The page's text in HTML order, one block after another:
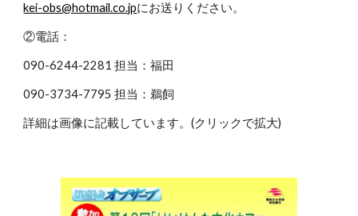
kei-obs@hotmail.co.jpにお送りください。
②電話：
090-6244-2281 担当：福田
090-3734-7795 担当：鵜飼
詳細は画像に記載しています。(クリックで拡大)